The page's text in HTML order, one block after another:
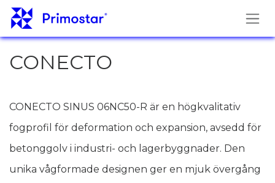
Hoppa till innehåll
CONECTO
CONECTO SINUS 06NC50-R är en högkvalitativ
fogprofil för deformation och expansion, avsedd för
betonggolv i industri- och lagerbyggnader. Den
unika vågformade designen ger en mjuk övergång